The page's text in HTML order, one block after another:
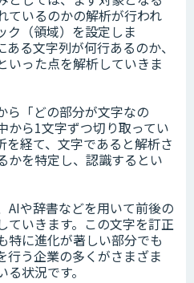
ているのかの解析が行われ
ク（領域）を設定しま
る文字列が何行あるのか、
いった点を解析していきま
ら「どの部分が文字なの
から1文字ずつ切り取ってい
を経て、文字であると解析さ
かを特定し、認識するとい
AIや辞書などを用いて前後の
ていきます。この文字を訂正
特に進化が著しい部分でも
行う企業の多くがさまざま
状況です。